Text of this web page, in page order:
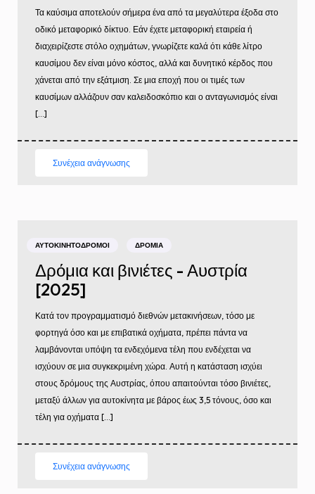
Τα καύσιμα αποτελούν σήμερα ένα από τα μεγαλύτερα έξοδα στο
οδικό μεταφορικό δίκτυο. Εάν έχετε μεταφορική εταιρεία ή
διαχειρίζεστε στόλο οχημάτων, γνωρίζετε καλά ότι κάθε λίτρο
καυσίμου δεν είναι μόνο κόστος, αλλά και δυνητικό κέρδος που
χάνεται από την εξάτμιση. Σε μια εποχή που οι τιμές των
καυσίμων αλλάζουν σαν καλειδοσκόπιο και ο ανταγωνισμός είναι
[…]
Συνέχεια ανάγνωσης
ΑΥΤΟΚΙΝΗΤΌΔΡΟΜΟΙ ΔΡΌΜΙΑ
Δρόμια και βινιέτες - Αυστρία
[2025]
Κατά τον προγραμματισμό διεθνών μετακινήσεων, τόσο με
φορτηγά όσο και με επιβατικά οχήματα, πρέπει πάντα να
λαμβάνονται υπόψη τα ενδεχόμενα τέλη που ενδέχεται να
ισχύουν σε μια συγκεκριμένη χώρα. Αυτή η κατάσταση ισχύει
στους δρόμους της Αυστρίας, όπου απαιτούνται τόσο βινιέτες,
μεταξύ άλλων για αυτοκίνητα με βάρος έως 3,5 τόνους, όσο και
τέλη για οχήματα […]
Συνέχεια ανάγνωσης